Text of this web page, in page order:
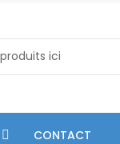
CONTACT